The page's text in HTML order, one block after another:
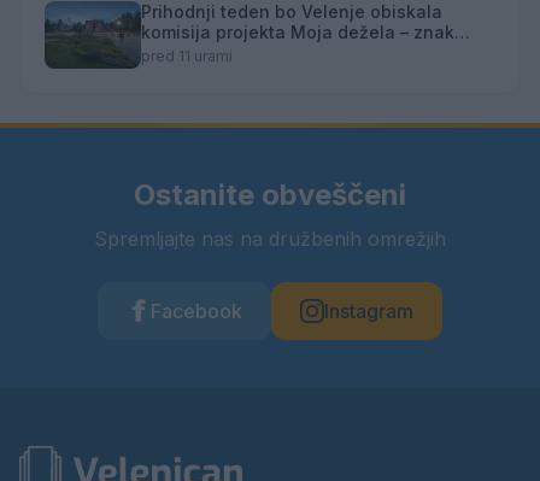
Prihodnji teden bo Velenje obiskala
komisija projekta Moja dežela – znak
gostoljubnosti
pred 11 urami
Ostanite obveščeni
Spremljajte nas na družbenih omrežjih
Facebook Instagram